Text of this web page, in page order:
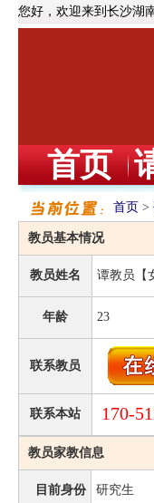
您好，欢迎来到长沙湖
首页
首页 >
教员基本情况
教员姓名 谭教员【
年龄 23
联系教员
联系本站 170-
教员家教信息
目前身份 研究生